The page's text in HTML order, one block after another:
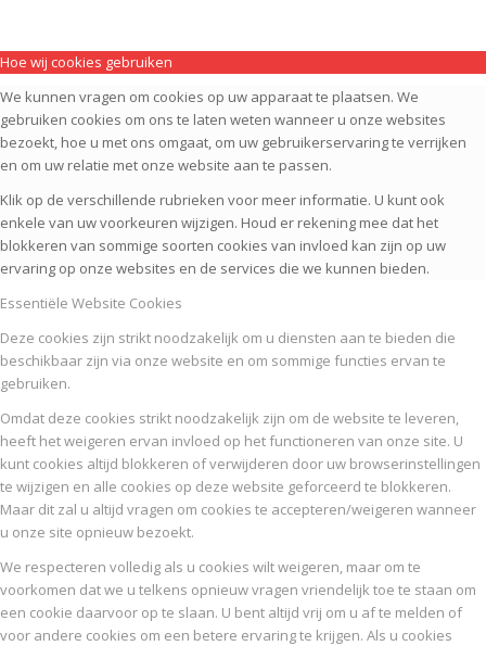
Hoe wij cookies gebruiken
We kunnen vragen om cookies op uw apparaat te plaatsen. We
gebruiken cookies om ons te laten weten wanneer u onze websites
bezoekt, hoe u met ons omgaat, om uw gebruikerservaring te verrijken
en om uw relatie met onze website aan te passen.
Klik op de verschillende rubrieken voor meer informatie. U kunt ook
enkele van uw voorkeuren wijzigen. Houd er rekening mee dat het
blokkeren van sommige soorten cookies van invloed kan zijn op uw
ervaring op onze websites en de services die we kunnen bieden.
Essentiële Website Cookies
Deze cookies zijn strikt noodzakelijk om u diensten aan te bieden die
beschikbaar zijn via onze website en om sommige functies ervan te
gebruiken.
Omdat deze cookies strikt noodzakelijk zijn om de website te leveren,
heeft het weigeren ervan invloed op het functioneren van onze site. U
kunt cookies altijd blokkeren of verwijderen door uw browserinstellingen
te wijzigen en alle cookies op deze website geforceerd te blokkeren.
Maar dit zal u altijd vragen om cookies te accepteren/weigeren wanneer
u onze site opnieuw bezoekt.
We respecteren volledig als u cookies wilt weigeren, maar om te
voorkomen dat we u telkens opnieuw vragen vriendelijk toe te staan om
een cookie daarvoor op te slaan. U bent altijd vrij om u af te melden of
voor andere cookies om een betere ervaring te krijgen. Als u cookies